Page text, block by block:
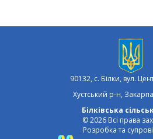
90132, с. Білки, вул.
Хустський р-н,
Білківська
© 2026 Всі права
Розробка та